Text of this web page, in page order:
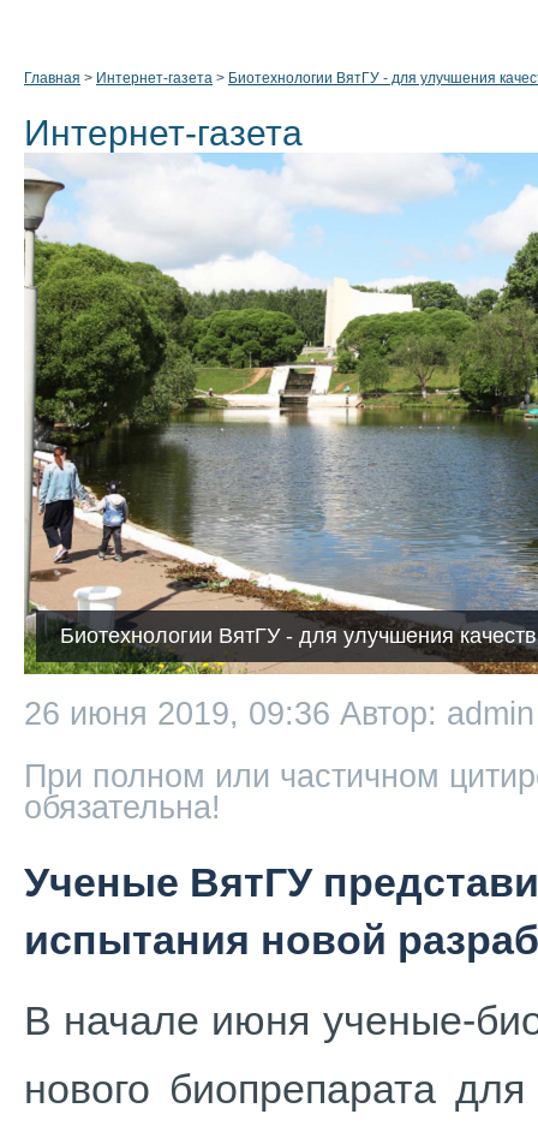
Главная > Интернет-газета > Биотехнологии ВятГУ - для улучшения
Интернет-газета
Биотехнологии ВятГУ - для улучшения
26 июня 2019, 09:36 Автор: admin
При полном или частичном
обязательна!
Ученые ВятГУ
испытания новой
В начале июня ученые-
нового биопрепарата